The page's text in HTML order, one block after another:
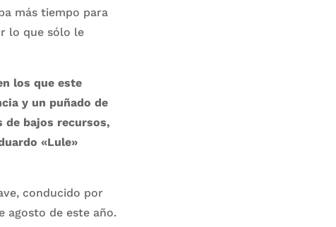
más tiempo para
lo que sólo le
los que este
y un puñado de
de bajos recursos,
«Lule»
conducido por
agosto de este año.